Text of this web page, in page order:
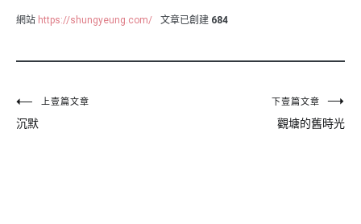
網站 https://shungyeung.com/ 文章已創建 684
文
章
上壹篇文章
沉默
下壹篇文章
觀塘的舊時光